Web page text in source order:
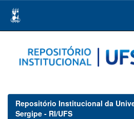
navigation
Repositório Institucional da
Sergipe - RI/UFS